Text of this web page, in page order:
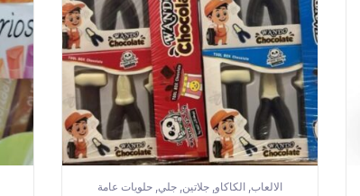
الالعاب, الكاكاو, جلاتين, جلي, حلويات عامة